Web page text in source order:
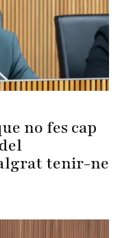
no fes cap
tenir-ne